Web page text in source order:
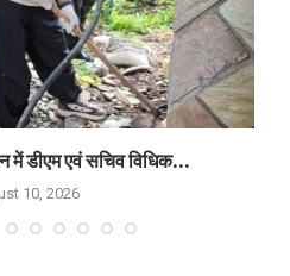
में डीएम एवं सचिव विधिक...
10, 2026